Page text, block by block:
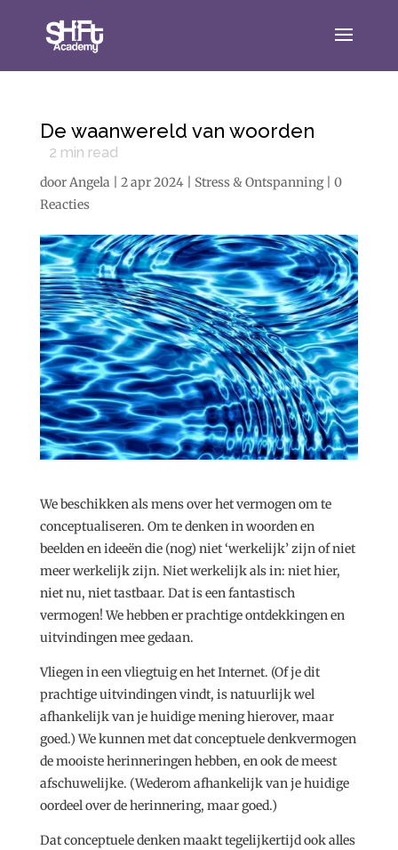
De waanwereld van woorden
2 min read
doorAngela 2 apr 2024| Stress & Ontspanning| 0
Reacties
We beschikken als mens over het vermogen om te
conceptualiseren. Om te denken in woorden en
beelden en ideeën die (nog) niet ‘werkelijk’ zijn of niet
meer werkelijk zijn. Niet werkelijk als in: niet hier,
niet nu, niet tastbaar. Dat is een fantastisch
vermogen! We hebben er prachtige ontdekkingen en
uitvindingen mee gedaan.
Vliegen in een vliegtuig en het Internet. (Of je dit
prachtige uitvindingen vindt, is natuurlijk wel
afhankelijk van je huidige mening hierover, maar
goed.) We kunnen met dat conceptuele denkvermogen
de mooiste herinneringen hebben, en ook de meest
afschuwelijke. (Wederom afhankelijk van je huidige
oordeel over de herinnering, maar goed.)
Dat conceptuele denken maakt tegelijkertijd ook alles